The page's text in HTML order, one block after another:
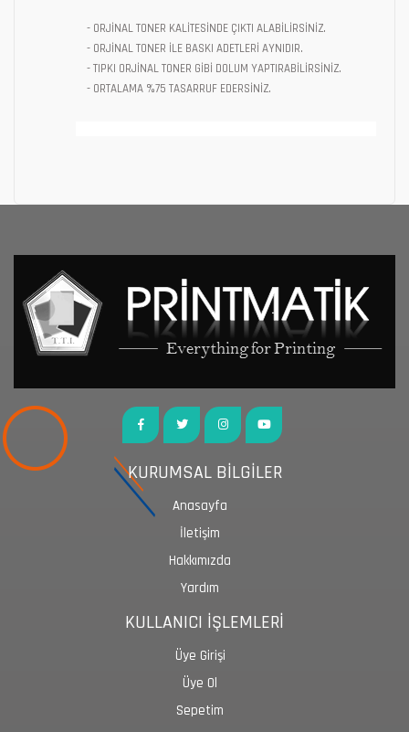
- ORJİNAL TONER KALİTESİNDE ÇIKTI ALABİLİRSİNİZ.
- ORJİNAL TONER İLE BASKI ADETLERİ AYNIDIR.
- TIPKI ORJİNAL TONER GİBİ DOLUM YAPTIRABİLİRSİNİZ.
- ORTALAMA %75 TASARRUF EDERSİNİZ.
KURUMSAL BİLGİLER
Anasayfa
İletişim
Hakkımızda
Yardım
KULLANICI İŞLEMLERİ
Üye Girişi
Üye Ol
Sepetim